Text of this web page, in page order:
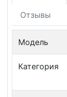
Отзывы
Модель
Категория